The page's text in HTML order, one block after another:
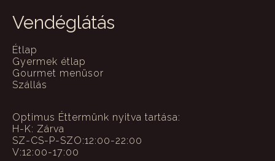
Vendéglátás
Étlap
Gyermek étlap
Gourmet menüsor
Szállás
Optimus Éttermünk nyitva tartása:
H-K: Zárva
SZ-CS-P-SZO:12:00-22:00
V:12:00-17:00